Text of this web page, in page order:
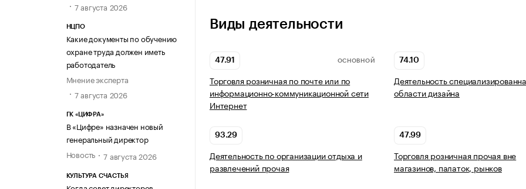
7 августа 2026
НЦПО
Какие документы по обучению
охране труда должен иметь
работодатель
Мнение эксперта
7 августа 2026
ГК «ЦИФРА»
В «Цифре» назначен новый
генеральный директор
Новость
7 августа 2026
КУЛЬТУРА СЧАСТЬЯ
Виды деятельности
47.91 ОСНОВНОЙ
Торговля розничная по почте или по
информационно-коммуникационной сети
Интернет
74.10
Деятельность
области дизайна
93.29
Деятельность по организации отдыха и
развлечений прочая
47.99
Торговля розничная прочая вне
магазинов, палаток, рынков